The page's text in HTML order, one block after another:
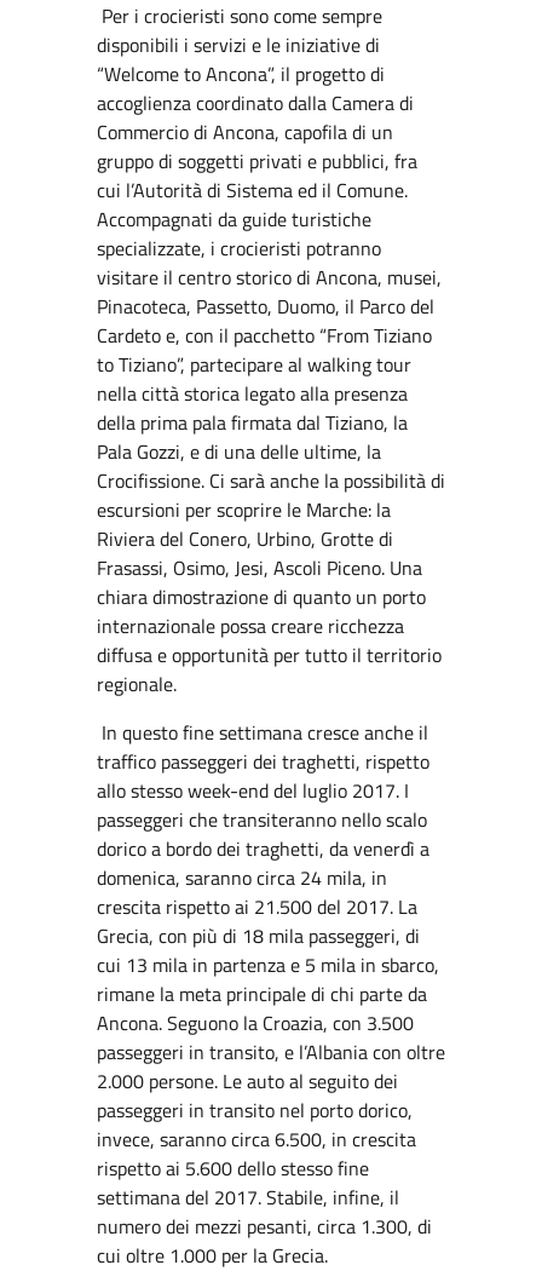
Per i crocieristi sono come sempre
disponibili i servizi e le iniziative di
“Welcome to Ancona”, il progetto di
accoglienza coordinato dalla Camera di
Commercio di Ancona, capofila di un
gruppo di soggetti privati e pubblici, fra
cui l’Autorità di Sistema ed il Comune.
Accompagnati da guide turistiche
specializzate, i crocieristi potranno
visitare il centro storico di Ancona, musei,
Pinacoteca, Passetto, Duomo, il Parco del
Cardeto e, con il pacchetto “From Tiziano
to Tiziano”, partecipare al walking tour
nella città storica legato alla presenza
della prima pala firmata dal Tiziano, la
Pala Gozzi, e di una delle ultime, la
Crocifissione. Ci sarà anche la possibilità di
escursioni per scoprire le Marche: la
Riviera del Conero, Urbino, Grotte di
Frasassi, Osimo, Jesi, Ascoli Piceno. Una
chiara dimostrazione di quanto un porto
internazionale possa creare ricchezza
diffusa e opportunità per tutto il territorio
regionale.
In questo fine settimana cresce anche il
traffico passeggeri dei traghetti, rispetto
allo stesso week-end del luglio 2017. I
passeggeri che transiteranno nello scalo
dorico a bordo dei traghetti, da venerdì a
domenica, saranno circa 24 mila, in
crescita rispetto ai 21.500 del 2017. La
Grecia, con più di 18 mila passeggeri, di
cui 13 mila in partenza e 5 mila in sbarco,
rimane la meta principale di chi parte da
Ancona. Seguono la Croazia, con 3.500
passeggeri in transito, e l’Albania con oltre
2.000 persone. Le auto al seguito dei
passeggeri in transito nel porto dorico,
invece, saranno circa 6.500, in crescita
rispetto ai 5.600 dello stesso fine
settimana del 2017. Stabile, infine, il
numero dei mezzi pesanti, circa 1.300, di
cui oltre 1.000 per la Grecia.